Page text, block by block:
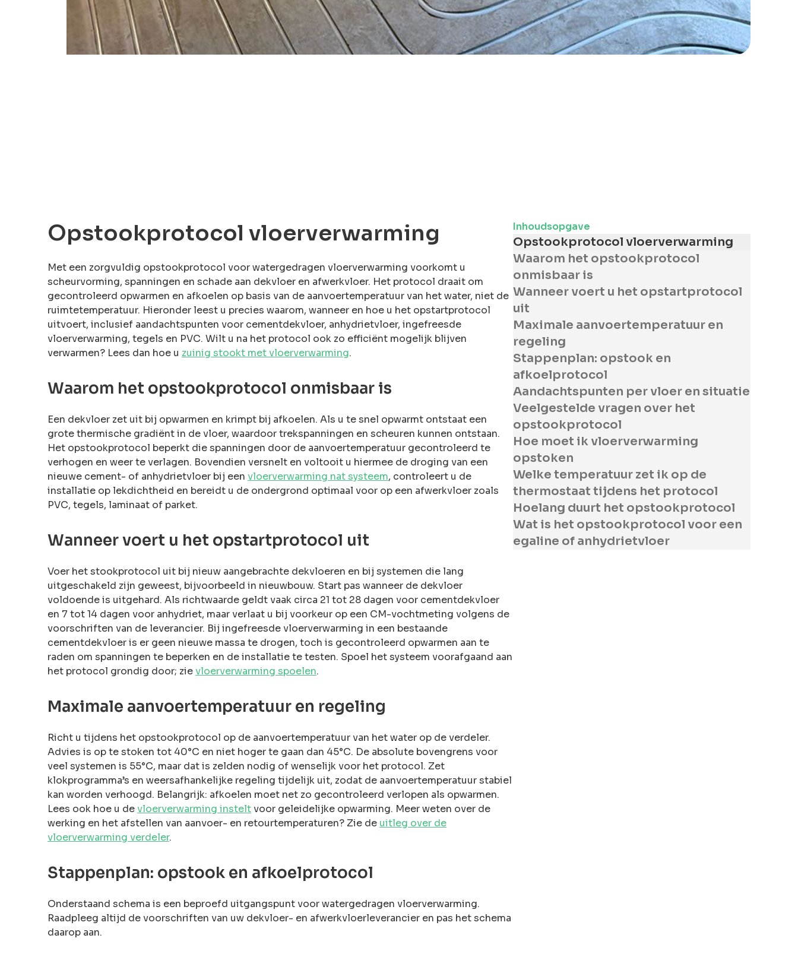
Inhoudsopgave
Opstookprotocol vloerverwarming
Waarom het opstookprotocol
onmisbaar is
Wanneer voert u het opstartprotocol
uit
Maximale aanvoertemperatuur en
regeling
Stappenplan: opstook en
afkoelprotocol
Aandachtspunten per vloer en situatie
Veelgestelde vragen over het
opstookprotocol
Hoe moet ik vloerverwarming
opstoken
Welke temperatuur zet ik op de
thermostaat tijdens het protocol
Hoelang duurt het opstookprotocol
Wat is het opstookprotocol voor een
egaline of anhydrietvloer
Opstookprotocol vloerverwarming
Met een zorgvuldig opstookprotocol voor watergedragen vloerverwarming voorkomt u
scheurvorming, spanningen en schade aan dekvloer en afwerkvloer. Het protocol draait om
gecontroleerd opwarmen en afkoelen op basis van de aanvoertemperatuur van het water, niet de
ruimtetemperatuur. Hieronder leest u precies waarom, wanneer en hoe u het opstartprotocol
uitvoert, inclusief aandachtspunten voor cementdekvloer, anhydrietvloer, ingefreesde
vloerverwarming, tegels en PVC. Wilt u na het protocol ook zo efficiënt mogelijk blijven
verwarmen? Lees dan hoe u zuinig stookt met vloerverwarming.
Waarom het opstookprotocol onmisbaar is
Een dekvloer zet uit bij opwarmen en krimpt bij afkoelen. Als u te snel opwarmt ontstaat een
grote thermische gradiënt in de vloer, waardoor trekspanningen en scheuren kunnen ontstaan.
Het opstookprotocol beperkt die spanningen door de aanvoertemperatuur gecontroleerd te
verhogen en weer te verlagen. Bovendien versnelt en voltooit u hiermee de droging van een
nieuwe cement- of anhydrietvloer bij een vloerverwarming nat systeem, controleert u de
installatie op lekdichtheid en bereidt u de ondergrond optimaal voor op een afwerkvloer zoals
PVC, tegels, laminaat of parket.
Wanneer voert u het opstartprotocol uit
Voer het stookprotocol uit bij nieuw aangebrachte dekvloeren en bij systemen die lang
uitgeschakeld zijn geweest, bijvoorbeeld in nieuwbouw. Start pas wanneer de dekvloer
voldoende is uitgehard. Als richtwaarde geldt vaak circa 21 tot 28 dagen voor cementdekvloer
en 7 tot 14 dagen voor anhydriet, maar verlaat u bij voorkeur op een CM-vochtmeting volgens de
voorschriften van de leverancier. Bij ingefreesde vloerverwarming in een bestaande
cementdekvloer is er geen nieuwe massa te drogen, toch is gecontroleerd opwarmen aan te
raden om spanningen te beperken en de installatie te testen. Spoel het systeem voorafgaand aan
het protocol grondig door; zievloerverwarming spoelen.
Maximale aanvoertemperatuur en regeling
Richt u tijdens het opstookprotocol op de aanvoertemperatuur van het water op de verdeler.
Advies is op te stoken tot 40°C en niet hoger te gaan dan 45°C. De absolute bovengrens voor
veel systemen is 55°C, maar dat is zelden nodig of wenselijk voor het protocol. Zet
klokprogramma’s en weersafhankelijke regeling tijdelijk uit, zodat de aanvoertemperatuur stabiel
kan worden verhoogd. Belangrijk: afkoelen moet net zo gecontroleerd verlopen als opwarmen.
Lees ook hoe u devloerverwarming insteltvoor geleidelijke opwarming. Meer weten over de
werking en het afstellen van aanvoer- en retourtemperaturen? Zie de uitleg over de
vloerverwarming verdeler.
Stappenplan: opstook en afkoelprotocol
Onderstaand schema is een beproefd uitgangspunt voor watergedragen vloerverwarming.
Raadpleeg altijd de voorschriften van uw dekvloer- en afwerkvloerleverancier en pas het schema
daarop aan.